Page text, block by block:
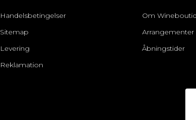
Handelsbetingelser
Sitemap
Levering
Reklamation
Om
Arrangementer
Åbningstider